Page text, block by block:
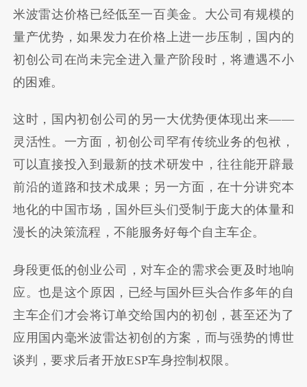
米波雷达价格已经低至一百美金。大公司有规模的
量产优势，如果发力在价格上进一步压制，国内的
初创公司在尚未完全进入量产阶段时，将遭遇不小
的困难。
这时，国内初创公司的另一大优势便体现出来——
灵活性。一方面，初创公司罕有传统业务的包袱，
可以直接投入到最新的技术研发中，往往能开辟最
前沿的道路和技术成果；另一方面，在十分讲究本
地化的中国市场，国外巨头们受制于庞大的体量和
漫长的决策流程，不能服务好每个自主车企。
身段更低的创业公司，对车企的需求会更及时地响
应。也是这个原因，已经与国外巨头合作多年的自
主车企们才会将订单交给国内的初创，甚至还为了
应用国内毫米波雷达初创的方案，而与强势的博世
谈判，要求后者开放ESP车身控制权限。